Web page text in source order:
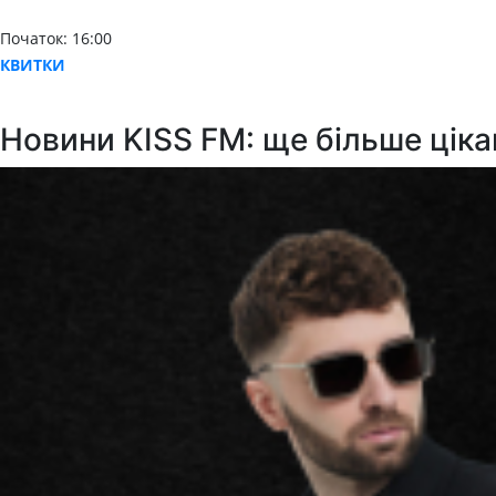
Початок: 16:00
КВИТКИ
Новини KISS FM: ще більше